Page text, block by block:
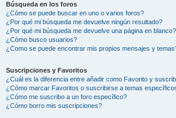
Búsqueda en los foros
¿Cómo se puede buscar en uno o varios foros?
¿Por qué mi búsqueda me devuelve ningún resultado?
¿Por qué mi búsqueda me devuelve una página en blanco?
¿Cómo busco usuarios?
¿Como se puede encontrar mis propios mensajes y
Suscripciones y Favoritos
¿Cuál es la diferencia entre añadir como Favorito y
¿Cómo marcar Favoritos o suscribirse a temas
¿Cómo me suscribo a un foro específico?
¿Cómo borro mis suscripciones?